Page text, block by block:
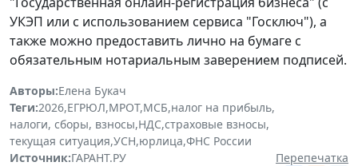
УКЭП или с использованием сервиса "Госключ"), а
также можно предоставить лично на бумаге с
обязательным нотариальным заверением подписей.
Авторы:Елена Букач
Теги:2026,ЕГРЮЛ,МРОТ,МСБ,налог на прибыль,
налоги, сборы, взносы,НДС,страховые взносы,
текущая ситуация,УСН,юрлица,ФНС России
Источник:ГАРАНТ.РУ
Перепечатка